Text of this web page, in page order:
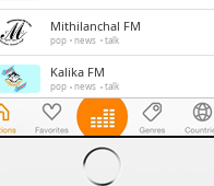
Mithilanchal FM
pop news talk
Kalika FM
pop news talk
Swadesh FM
news talk
Radio Mithila
news talk